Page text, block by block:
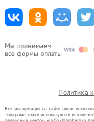
Мы принимаем
все формы оплаты
Политика
Вся информация на сайте носит
Товарные знаки используются